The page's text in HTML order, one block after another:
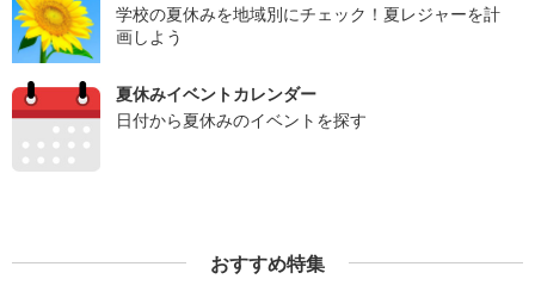
学校の夏休みを地域別にチェック！夏レジャーを計
画しよう
夏休みイベントカレンダー
日付から夏休みのイベントを探す
おすすめ特集